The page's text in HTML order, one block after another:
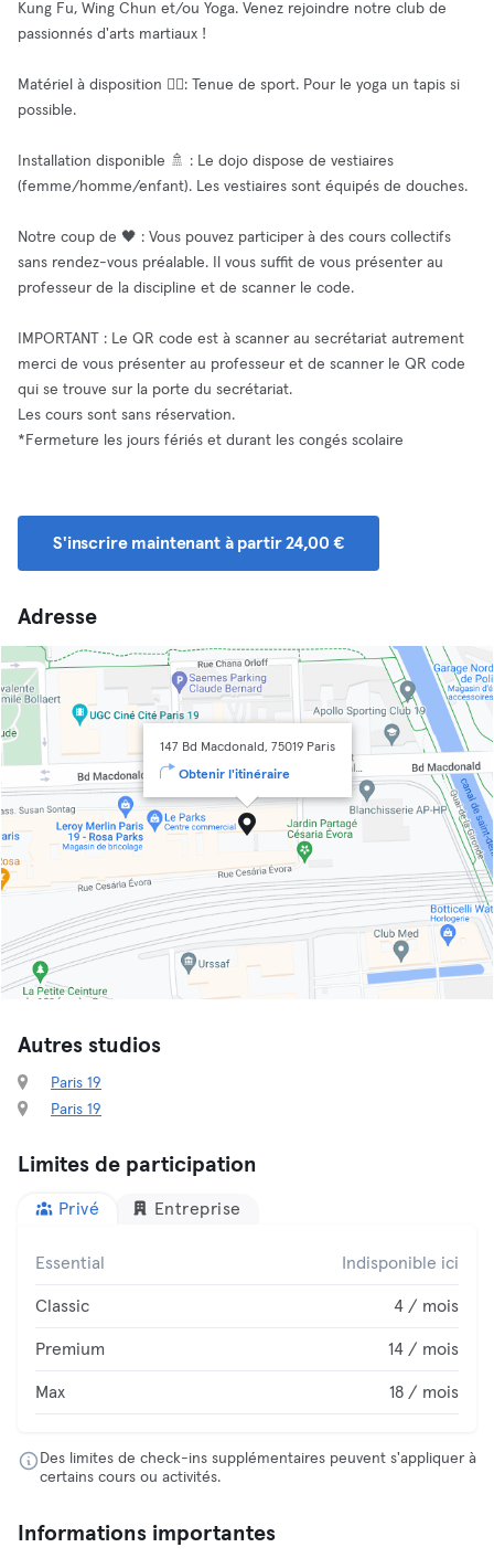
Kung Fu, Wing Chun et/ou Yoga. Venez rejoindre notre club de
passionnés d'arts martiaux !
Matériel à disposition 🧘‍♂️: Tenue de sport. Pour le yoga un tapis si
possible.
Installation disponible 🚿 : Le dojo dispose de vestiaires
(femme/homme/enfant). Les vestiaires sont équipés de douches.
Notre coup de 🖤 : Vous pouvez participer à des cours collectifs
sans rendez-vous préalable. Il vous suffit de vous présenter au
professeur de la discipline et de scanner le code.
IMPORTANT : Le QR code est à scanner au secrétariat autrement
merci de vous présenter au professeur et de scanner le QR code
qui se trouve sur la porte du secrétariat.
Les cours sont sans réservation.
*Fermeture les jours fériés et durant les congés scolaire
S'inscrire maintenant à partir 24,00 €
Adresse
147 Bd Macdonald, 75019 Paris
Obtenir l'itinéraire
Autres studios
Paris 19
Paris 19
Limites de participation
Privé Entreprise
Essential Indisponible ici
Classic 4 / mois
Premium 14 / mois
Max 18 / mois
Des limites de check-ins supplémentaires peuvent s'appliquer à
certains cours ou activités.
Informations importantes